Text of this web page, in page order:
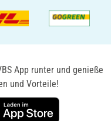
App runter und genieße
und Vorteile!